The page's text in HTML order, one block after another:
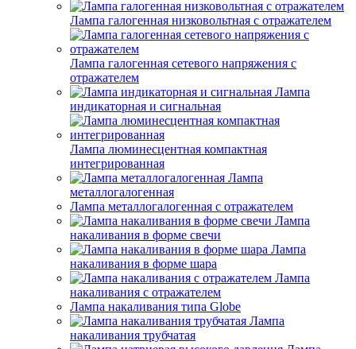
Лампа галогенная низковольтная с отражателем
Лампа галогенная сетевого напряжения с
отражателем
Лампа
индикаторная и сигнальная
Лампа люминесцентная компактная
интегрированная
Лампа
металлогалогенная
Лампа металлогалогенная с отражателем
Лампа
накаливания в форме свечи
Лампа
накаливания в форме шара
Лампа
накаливания с отражателем
Лампа накаливания типа Globe
Лампа
накаливания трубчатая